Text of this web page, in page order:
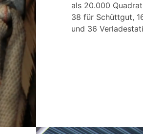
als 20.000
38 für Schüttgut,
und 36